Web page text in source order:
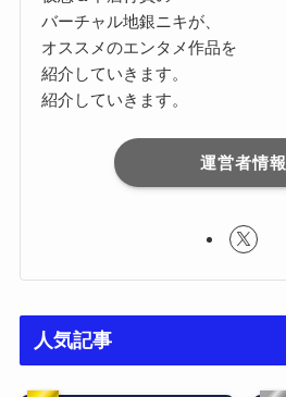
バーチャル地銀ニキが、
オススメのエンタメ作品を
紹介していきます。
紹介していきます。
運営者情報
人気記事